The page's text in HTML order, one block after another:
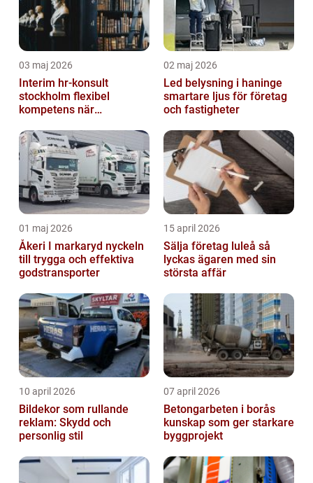
03 maj 2026
Interim hr-konsult
stockholm flexibel
kompetens när
stöd
02 maj 2026
Led belysning i haninge
smartare ljus för företag
och fastigheter
01 maj 2026
Åkeri I markaryd nyckeln
till trygga och effektiva
godstransporter
15 april 2026
Sälja företag luleå så
lyckas ägaren med sin
största affär
10 april 2026
Bildekor som rullande
reklam: Skydd och
personlig stil
07 april 2026
Betongarbeten i borås
kunskap som ger starkare
byggprojekt